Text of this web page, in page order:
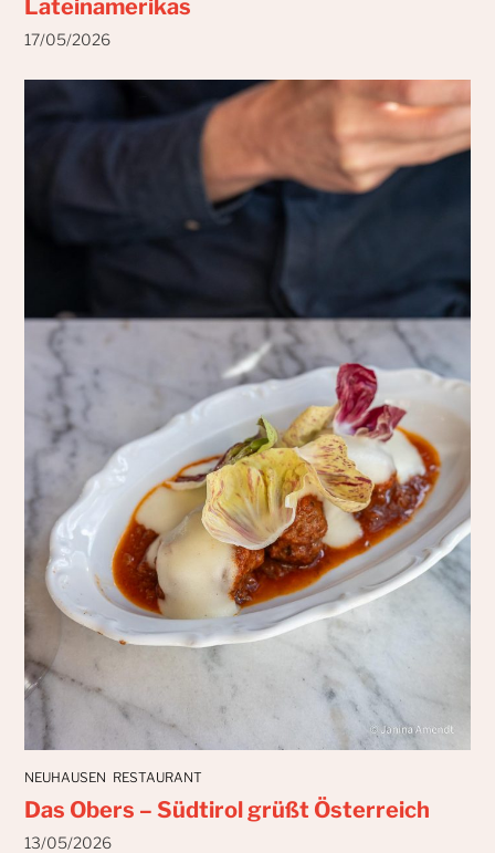
Lateinamerikas
17/05/2026
NEUHAUSEN RESTAURANT
Das Obers – Südtirol grüßt Österreich
13/05/2026